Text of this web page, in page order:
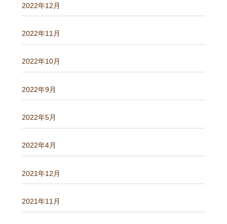
2022年12月
2022年11月
2022年10月
2022年9月
2022年5月
2022年4月
2021年12月
2021年11月